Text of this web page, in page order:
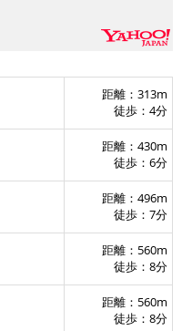
ギャラリ
距離：313m
徒歩：4分
距離：430m
徒歩：6分
距離：496m
徒歩：7分
距離：560m
徒歩：8分
距離：560m
徒歩：8分